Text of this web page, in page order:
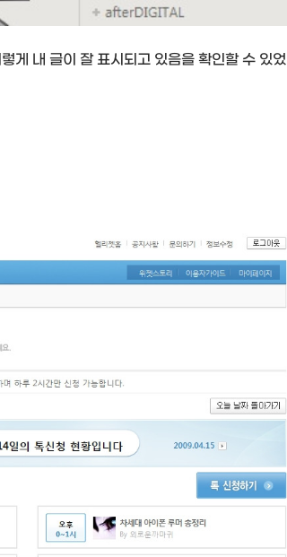
게 내 글이 잘 표시되고 있음을 확인할 수 있었